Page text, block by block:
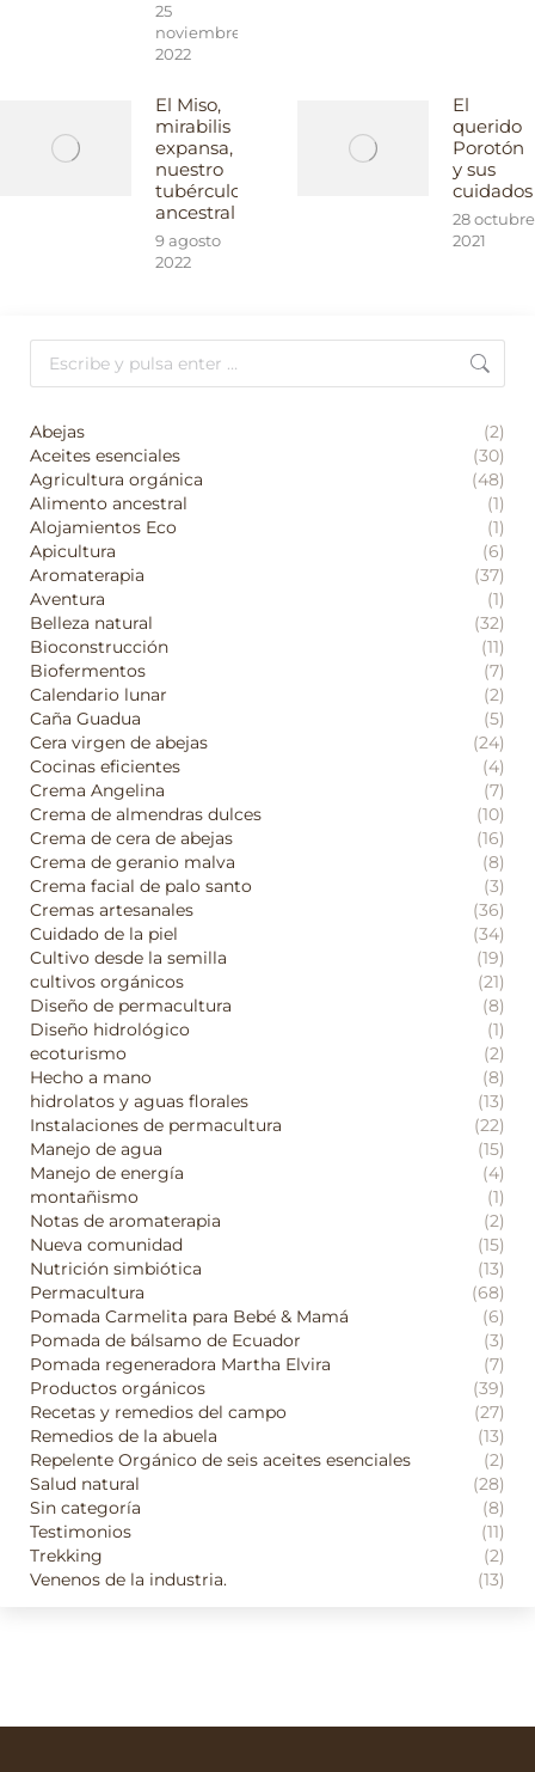
25
noviembre
2022
El Miso,
mirabilis
expansa,
nuestro
tubérculo
ancestral
9 agosto
2022
El
querido
Porotón
y sus
cuidados
28 octubre
2021
Buscar:
Abejas
(2)
Aceites esenciales
(30)
Agricultura orgánica
(48)
Alimento ancestral
(1)
Alojamientos Eco
(1)
Apicultura
(6)
Aromaterapia
(37)
Aventura
(1)
Belleza natural
(32)
Bioconstrucción
(11)
Biofermentos
(7)
Calendario lunar
(2)
Caña Guadua
(5)
Cera virgen de abejas
(24)
Cocinas eficientes
(4)
Crema Angelina
(7)
Crema de almendras dulces
(10)
Crema de cera de abejas
(16)
Crema de geranio malva
(8)
Crema facial de palo santo
(3)
Cremas artesanales
(36)
Cuidado de la piel
(34)
Cultivo desde la semilla
(19)
cultivos orgánicos
(21)
Diseño de permacultura
(8)
Diseño hidrológico
(1)
ecoturismo
(2)
Hecho a mano
(8)
hidrolatos y aguas florales
(13)
Instalaciones de permacultura
(22)
Manejo de agua
(15)
Manejo de energía
(4)
montañismo
(1)
Notas de aromaterapia
(2)
Nueva comunidad
(15)
Nutrición simbiótica
(13)
Permacultura
(68)
Pomada Carmelita para Bebé & Mamá
(6)
Pomada de bálsamo de Ecuador
(3)
Pomada regeneradora Martha Elvira
(7)
Productos orgánicos
(39)
Recetas y remedios del campo
(27)
Remedios de la abuela
(13)
Repelente Orgánico de seis aceites esenciales
(2)
Salud natural
(28)
Sin categoría
(8)
Testimonios
(11)
Trekking
(2)
Venenos de la industria.
(13)